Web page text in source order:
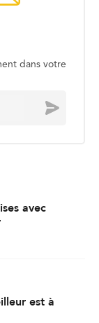
dans votre
Envoyer
avec
est à